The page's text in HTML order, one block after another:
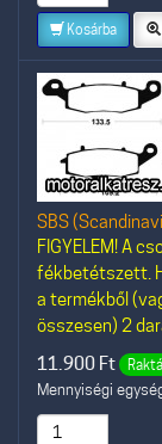
Kosárba
SBS
FIGYELEM! A
fékbetétszett.
a termékből
összesen) 2
11.900 Ft
Mennyiségi